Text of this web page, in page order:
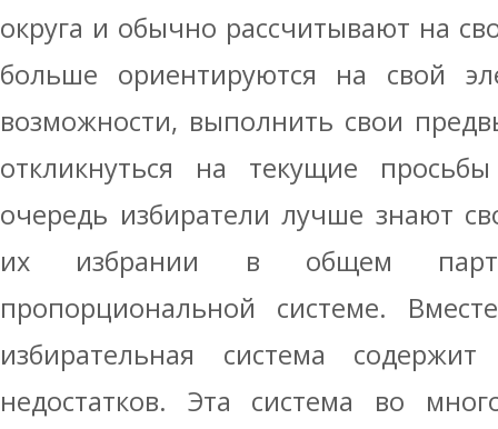
округа и обычно рассчитывают на
больше ориентируются на свой
возможности, выполнить свои
откликнуться на текущие
очередь избиратели лучше знают
их избрании в общем
пропорциональной системе.
избирательная система
недостатков. Эта система во